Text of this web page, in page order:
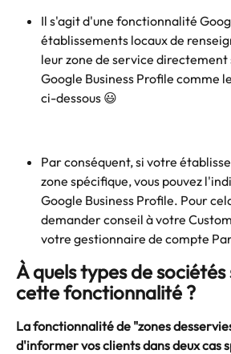
Il s'agit d'une fonctionnalité
établissements locaux de
leur zone de service directement
Google Business Profile comme
ci-dessous 😃
Par conséquent, si votre
zone spécifique, vous pouvez
Google Business Profile. Pour
demander conseil à votre
votre gestionnaire de compte
À quels types de sociétés
cette fonctionnalité ?
La fonctionnalité de "zones
d'informer vos clients dans deux cas